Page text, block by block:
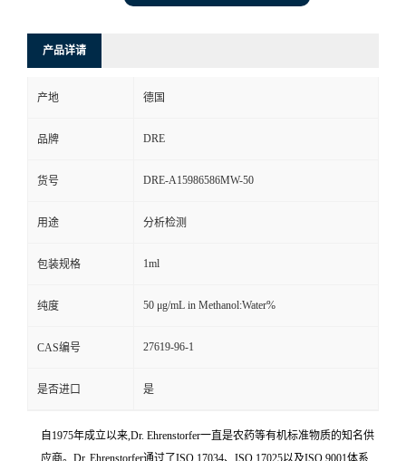
产品详请
产地 德国
品牌 DRE
货号 DRE-A15986586MW-50
用途 分析检测
包装规格 1ml
纯度 50 μg/mL in Methanol:Water%
CAS编号 27619-96-1
是否进口 是
自1975年成立以来,Dr. Ehrenstorfer一直是农药等有机标准物质的知名供
应商。Dr. Ehrenstorfer通过了ISO 17034、ISO 17025以及ISO 9001体系